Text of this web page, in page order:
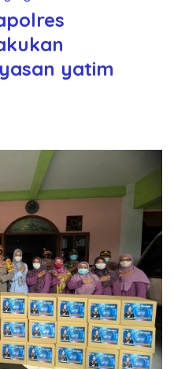
yatim